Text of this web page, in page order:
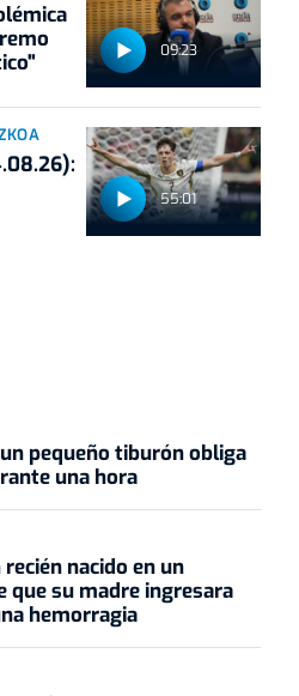
09:23
55:01
pequeño tiburón obliga
una hora
nacido en un
que su madre ingresara
hemorragia